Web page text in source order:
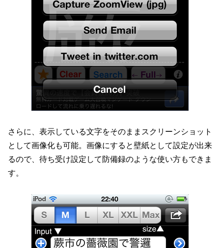
さらに、表示している文字をそのままスクリーンショット
として画像化も可能。画像にすると壁紙として設定が出来
るので、待ち受け設定して防備録のような使い方もできま
す。